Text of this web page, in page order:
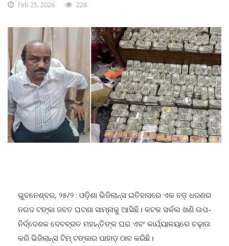
Feb 25, 2026 228
ଭୁବନେଶ୍ବର, ୨୫/୨ : ଓଡ଼ିଶା ଭିଜିଲାନ୍ସ ଇତିହାସରେ ଏକ ବଡ଼ ଧରଣର
ନଗଦ ଟଙ୍କା ଜବତ ଘଟଣା ସାମ୍ନାକୁ ଆସିଛି। କଟକ ସର୍କଲ ଖଣି ଉପ-
ନିର୍ଦ୍ଦେଶକ ଦେବବ୍ରତ ମହାନ୍ତିଙ୍କ ଘର ଏବଂ କାର୍ଯ୍ୟାଳୟରେ ଚଢ଼ାଉ
କରି ଭିଜିଲାନ୍ସ ଟିମ୍ ଟଙ୍କାର ପାହାଡ଼ ଠାବ କରିଛି।